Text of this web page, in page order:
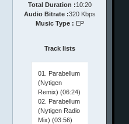
Total Duration :10:20
Audio Bitrate :320 Kbps
Music Type : EP
Track lists
01. Parabellum
(Nytigen
Remix) (06:24)
02. Parabellum
(Nytigen Radio
Mix) (03:56)